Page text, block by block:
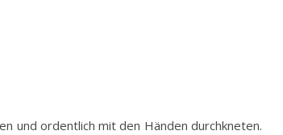
und ordentlich mit den Händen durchkneten.